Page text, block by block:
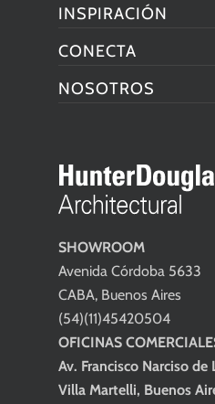
SHOWROOM
Avenida Córdoba 5633
CABA, Buenos Aires
(54)(11)45420504
OFICINAS
Av. Francisco Narciso de
Villa Martelli, Buenos
INSPIRACIÓN
CONECTA
NOSOTROS